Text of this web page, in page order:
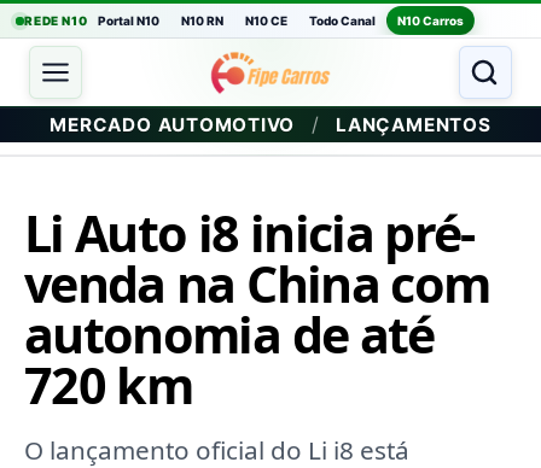
REDE N10 Portal N10 N10 RN N10 CE Todo Canal N10 Carros
MERCADO AUTOMOTIVO / LANÇAMENTOS
Li Auto i8 inicia pré-
venda na China com
autonomia de até
720 km
O lançamento oficial do Li i8 está